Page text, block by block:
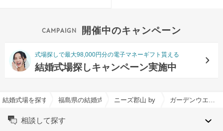
開催中のキャンペーン
式場探しで最大98,000円分の電子マネーギフト貰える
結婚式場探しキャンペーン実施中
結婚式場を探すならハナユメ福島県の結婚式場一覧ニーズ郡山 by T&G WEDDING(旧
相談して探す